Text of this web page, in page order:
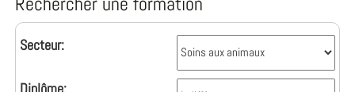
Secteur: